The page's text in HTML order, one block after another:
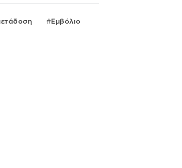
Εμβόλιο